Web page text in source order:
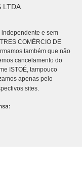
LTDA
independente e sem
COMÉRCIO DE
também que não
cancelamento do
ISTOÉ, tampouco
apenas pelo
sites.